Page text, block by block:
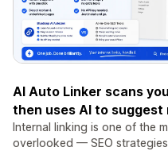
AI Auto Linker scans
then uses AI to
Internal linking is one of the
overlooked — SEO